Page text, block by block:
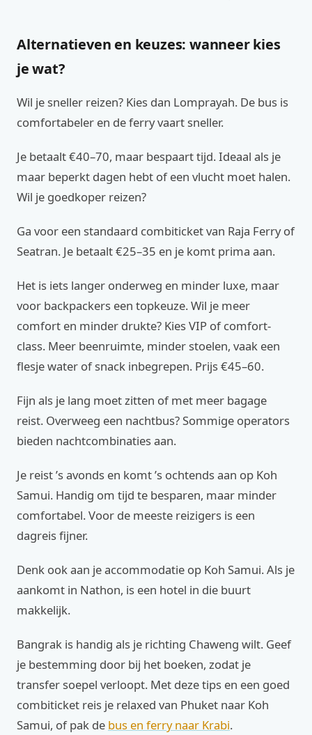
Alternatieven en keuzes: wanneer kies
je wat?
Wil je sneller reizen? Kies dan Lomprayah. De bus is
comfortabeler en de ferry vaart sneller.
Je betaalt €40–70, maar bespaart tijd. Ideaal als je
maar beperkt dagen hebt of een vlucht moet halen.
Wil je goedkoper reizen?
Ga voor een standaard combiticket van Raja Ferry of
Seatran. Je betaalt €25–35 en je komt prima aan.
Het is iets langer onderweg en minder luxe, maar
voor backpackers een topkeuze. Wil je meer
comfort en minder drukte? Kies VIP of comfort-
class. Meer beenruimte, minder stoelen, vaak een
flesje water of snack inbegrepen. Prijs €45–60.
Fijn als je lang moet zitten of met meer bagage
reist. Overweeg een nachtbus? Sommige operators
bieden nachtcombinaties aan.
Je reist ’s avonds en komt ’s ochtends aan op Koh
Samui. Handig om tijd te besparen, maar minder
comfortabel. Voor de meeste reizigers is een
dagreis fijner.
Denk ook aan je accommodatie op Koh Samui. Als je
aankomt in Nathon, is een hotel in die buurt
makkelijk.
Bangrak is handig als je richting Chaweng wilt. Geef
je bestemming door bij het boeken, zodat je
transfer soepel verloopt. Met deze tips en een goed
combiticket reis je relaxed van Phuket naar Koh
Samui, of pak de bus en ferry naar Krabi.